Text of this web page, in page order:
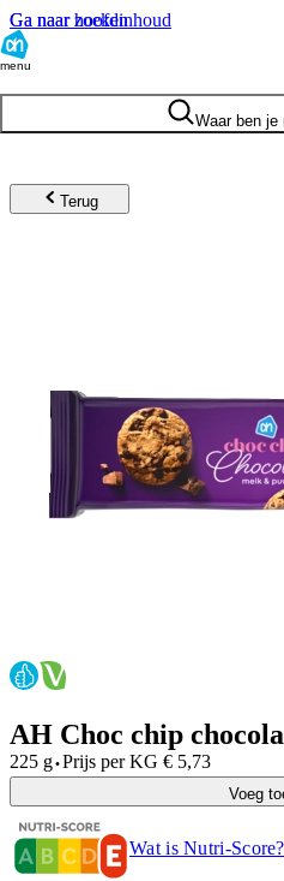
Ga naar hoofdinhoud
Ga naar zoeken
menu
Waar ben je
Terug
AH Choc chip
225 g·Prijs per KG € 5,73
Voeg
Wat is Nutri-Score?